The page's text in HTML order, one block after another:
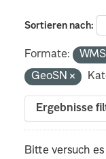
Sortieren nach
Formate:
GeoSN
Ergebnisse
Bitte versuch